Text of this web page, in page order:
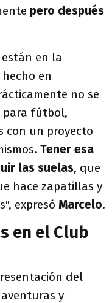
pero después
en la
en
no se
para fútbol,
con un proyecto
Tener esa
las suelas, que
hace zapatillas y
expresó Marcelo.
en el Club
del
y